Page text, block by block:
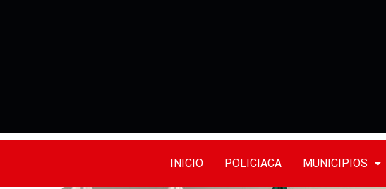
INICIO POLICIACA MUNICIPIOS